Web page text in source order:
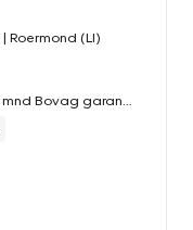
| Roermond (LI)